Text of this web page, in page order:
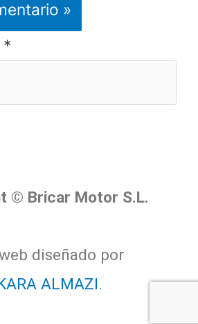
*
© Bricar Motor S.L.
diseñado por
ALMAZI.